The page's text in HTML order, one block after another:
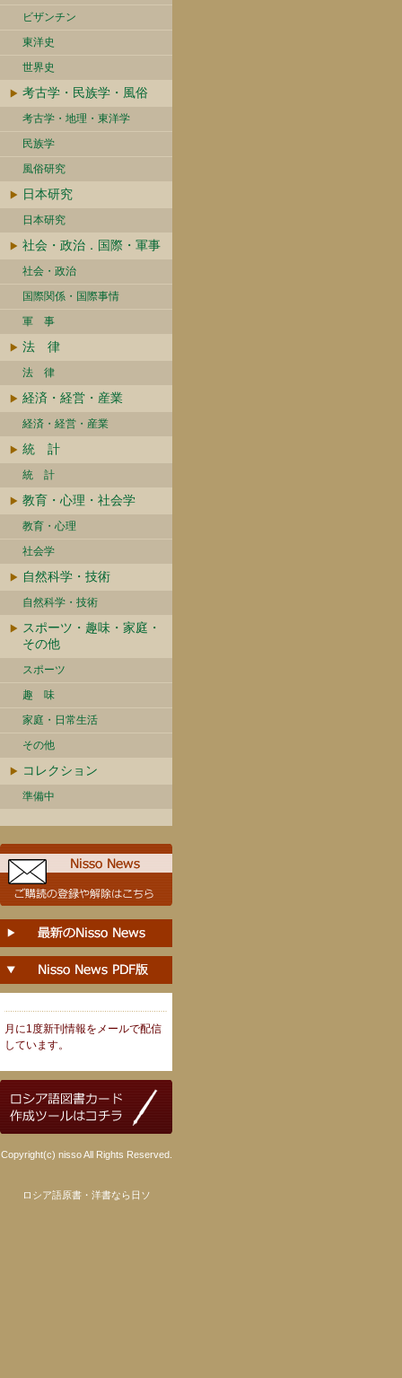
ビザンチン
東洋史
世界史
考古学・民族学・風俗
考古学・地理・東洋学
民族学
風俗研究
日本研究
日本研究
社会・政治．国際・軍事
社会・政治
国際関係・国際事情
軍 事
法 律
法 律
経済・経営・産業
経済・経営・産業
統 計
統 計
教育・心理・社会学
教育・心理
社会学
自然科学・技術
自然科学・技術
スポーツ・趣味・家庭・
その他
スポーツ
趣 味
家庭・日常生活
その他
コレクション
準備中
月に1度新刊情報をメールで配信
しています。
Copyright(c) nisso All Rights Reserved.
ロシア語原書・洋書なら日ソ